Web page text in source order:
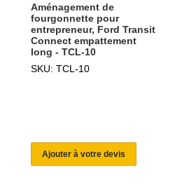
Aménagement de
fourgonnette pour
entrepreneur, Ford Transit
Connect empattement
long - TCL-10
SKU: TCL-10
Ajouter à votre devis